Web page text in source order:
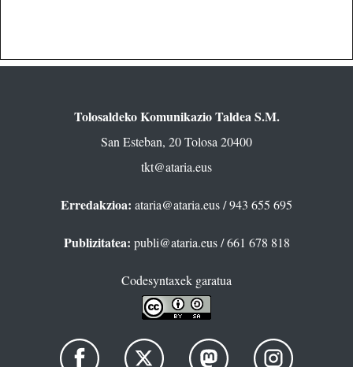
Tolosaldeko Komunikazio Taldea S.M.
San Esteban, 20 Tolosa 20400
tkt@ataria.eus
Erredakzioa: ataria@ataria.eus/ 943 655 695
Publizitatea: publi@ataria.eus/ 661 678 818
Codesyntaxek garatua